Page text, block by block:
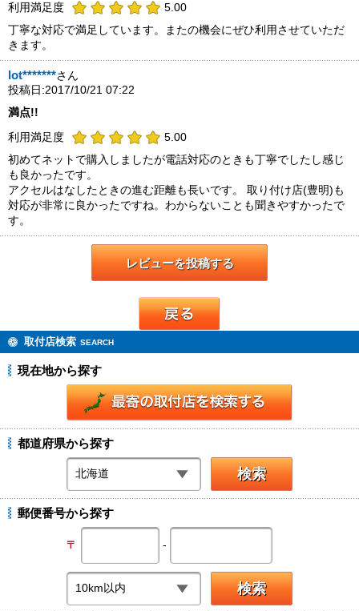
利用満足度
5.00
丁寧な対応で満足しています。またの機会にぜひ利用させていただ
きます。
lot*******さん
投稿日:2017/10/21 07:22
満点!!
利用満足度
5.00
初めてネットで購入しましたが電話対応のときも丁寧でしたし感じ
も良かったです。
アクセルはなしたときの進む距離も長いです。 取り付け店(豊明)も
対応が非常に良かったですね。わからないことも聞きやすかったで
す。
レビューを投稿する
取付店検索 SEARCH
現在地から探す
都道府県から探す
郵便番号から探す
〒 -